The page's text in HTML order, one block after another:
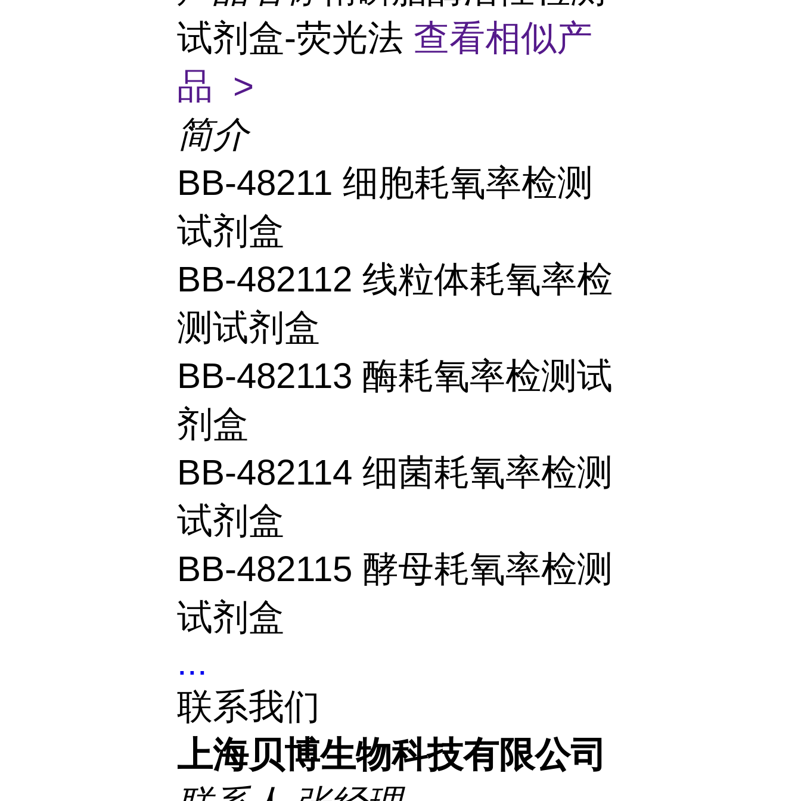
试剂盒-荧光法 查看相似产
品 >
简介
BB-48211 细胞耗氧率检测
试剂盒
BB-482112 线粒体耗氧率检
测试剂盒
BB-482113 酶耗氧率检测试
剂盒
BB-482114 细菌耗氧率检测
试剂盒
BB-482115 酵母耗氧率检测
试剂盒
...
联系我们
上海贝博生物科技有限公司